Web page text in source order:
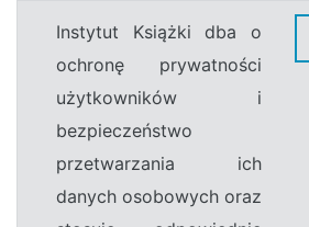
Instytut Książki dba o
ochronę prywatności
użytkowników i
bezpieczeństwo
przetwarzania ich
danych osobowych oraz